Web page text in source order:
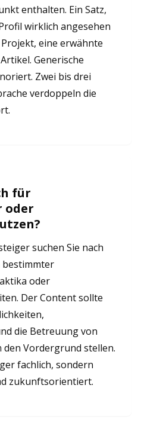
enthalten. Ein Satz,
wirklich angesehen
eine erwähnte
Generische
Zwei bis drei
verdoppeln die
für
oder
suchen Sie nach
bestimmter
oder
Der Content sollte
die Betreuung von
Vordergrund stellen.
fachlich, sondern
zukunftsorientiert.